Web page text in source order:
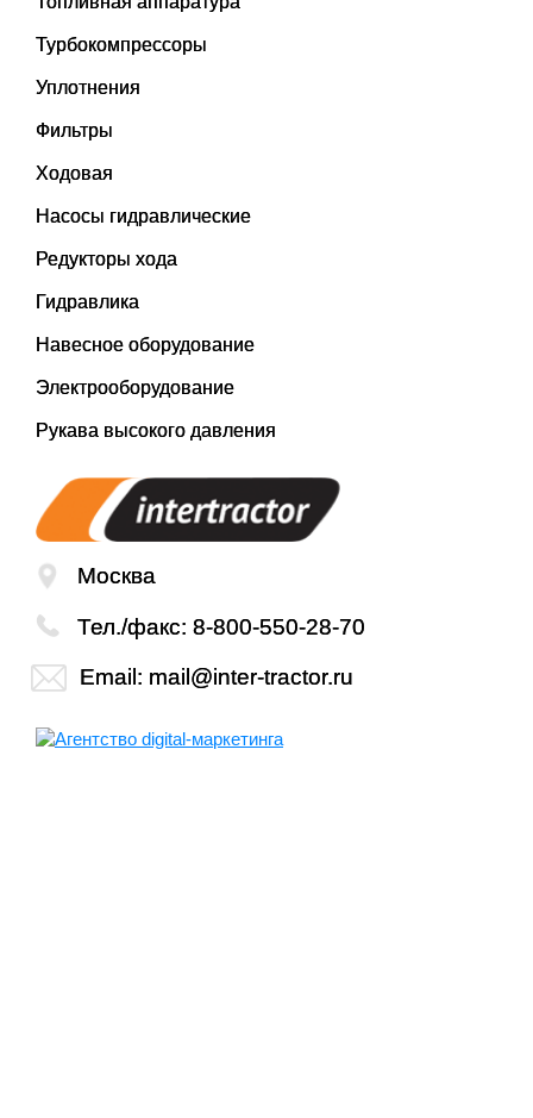
Турбокомпрессоры
Уплотнения
Фильтры
Ходовая
Насосы гидравлические
Редукторы хода
Гидравлика
Навесное оборудование
Электрооборудование
Рукава высокого давления
Москва
Тел./факс: 8-800-550-28-70
Email: mail@inter-tractor.ru